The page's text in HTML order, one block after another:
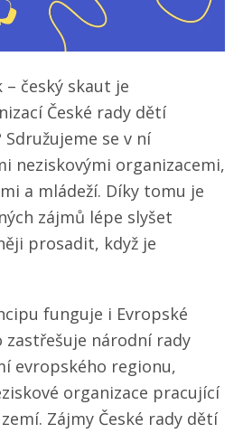
– český skaut je
České rady dětí
Sdružujeme se v ní
neziskovými organizacemi,
a mládeží. Díky tomu je
zájmů lépe slyšet
prosadit, když je
funguje i Evropské
zastřešuje národní rady
evropského regionu,
organizace pracující
Zájmy České rady dětí